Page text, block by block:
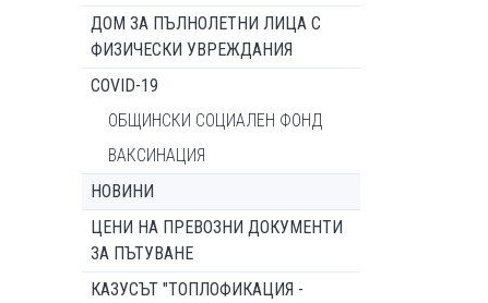
ДОМ ЗА ПЪЛНОЛЕТНИ ЛИЦА С
ФИЗИЧЕСКИ УВРЕЖДАНИЯ
COVID-19
ОБЩИНСКИ СОЦИАЛЕН ФОНД
ВАКСИНАЦИЯ
НОВИНИ
ЦЕНИ НА ПРЕВОЗНИ ДОКУМЕНТИ
ЗА ПЪТУВАНЕ
КАЗУСЪТ "ТОПЛОФИКАЦИЯ -